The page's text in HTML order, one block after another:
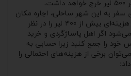
به این شهر ساحلی، اجاره مکان
جهت اقامت است بنابراین هزینه‌ای بیش از ۴۰۰ لیر را در نظر
اگر اهل پاساژگردی و خرید
خود را جمع کنید زیرا حسابی به
برخی از هزینه‌های احتمالی را